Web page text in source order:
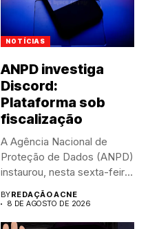
NOTÍCIAS
ANPD investiga
Discord:
Plataforma sob
fiscalização
A Agência Nacional de
Proteção de Dados (ANPD)
instaurou, nesta sexta-feira
BYREDAÇÃO ACNE
8 DE AGOSTO DE 2026